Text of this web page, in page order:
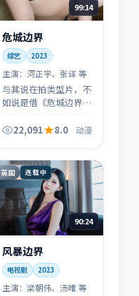
99:14
危城边界
综艺 2023
主演： 河正宇、张译 等
与其说在拍类型片，不
如说是借《危城边界》
年观众的情书——动漫
22,091 8.0 动漫
英国 连载中
90:24
风暴边界
电视剧 2023
主演： 梁朝伟、汤唯 等